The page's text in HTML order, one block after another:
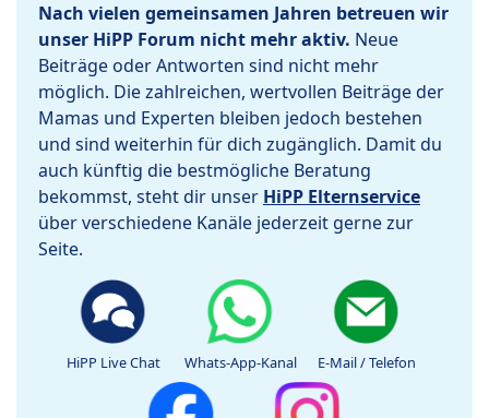
Nach vielen gemeinsamen Jahren betreuen wir
unser HiPP Forum nicht mehr aktiv. Neue
Beiträge oder Antworten sind nicht mehr
möglich. Die zahlreichen, wertvollen Beiträge der
Mamas und Experten bleiben jedoch bestehen
und sind weiterhin für dich zugänglich. Damit du
auch künftig die bestmögliche Beratung
bekommst, steht dir unser HiPP Elternservice
über verschiedene Kanäle jederzeit gerne zur
Seite.
HiPP Live Chat Whats-App-Kanal E-Mail / Telefon